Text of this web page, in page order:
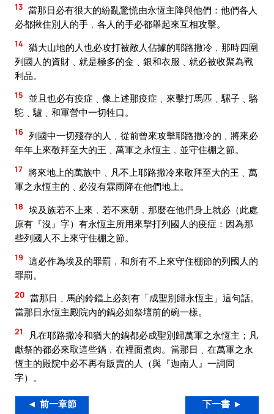
13 當那日必有很大的紛亂驚慌由永恆主降與他們：他們各人
必都揪住別人的手﹐各人的手必都舉起來互相攻擊。
14 猶大山地的人也必攻打被敵人佔據的耶路撒冷﹐那時四圍
列國人的資財﹑就是極多的金﹑銀和衣服﹑就必被收聚為戰
利品。
15
並且也必有疫症﹑像上述那疫症﹑來擊打馬匹﹑騾子﹑駱
駝﹑驢﹑和軍營中一切牲口。
16 列國中一切殘存的人﹑從前曾來攻擊耶路撒冷的﹑將來必
年年上來敬拜至大的王﹑萬軍之永恆主﹐並守住棚之節。
17 將來地上的萬族中﹑凡不上耶路撒冷來敬拜至大的王﹑萬
軍之永恆主的﹑必沒有霖雨降在他們地上。
18 埃及族若不上來﹐若不來朝﹐那麼在他們身上就必（此處
原有『沒』字）有永恆主所用來擊打列國人的疫症：因為那
些列國人不上來守住棚之節。
19 這必作為埃及的罪罰﹐和所有不上來守住棚節的列國人的
罪罰。
20 當那日﹑馬的鈴鐺上必刻有「成聖別歸永恆主」這句話。
當那日永恆主殿院內的鍋必如祭壇前的碗一樣。
21
凡在耶路撒冷和猶大的鍋都必成聖別歸萬軍之永恆主；凡
獻祭的都必來取這些鍋﹐在裡面煮肉。當那日﹑在萬軍之永
恆主的殿院中必不再有販賣的人（與『迦南人』一詞同
字）。
◄ 前一章節 下一書 ►